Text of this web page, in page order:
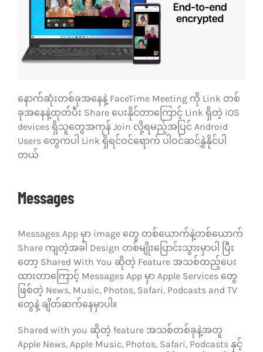
နောက်ဆုံးတစ်ခုအနေနဲ့ FaceTime Meeting ကို Link တစ်
ခုအနေနဲ့ထုတ်ပီး Share ပေးနိုင်တာကြောင့် Link ရှိတဲ့ iOS
devices ရှိသူတွေအကုန် Join လို့ရမည့်အပြင် Android
Users တွေကပါ Link ရှိရင်ဝင်ရောက် ပါဝင်ဆင်နွှဲနိုင်ပါ
တယ်
Messages
Messages App မှာ image တွေ တစ်ယောက်နဲ့တစ်ယောက်
Share ကျတဲ့အခါ Design တစ်မျိုးပြောင်းသွားမှာပါ ပြီး
တော့ Shared With You ဆိုတဲ့ Feature အသစ်ထည့်ပေး
ထားတာကြောင့် Messages App မှာ Apple Services တွေ
ဖြစ်တဲ့ News, Music, Photos, Safari, Podcasts and TV
တွေနဲ့ ချိတ်ဆက်နေမှာပါ။
Shared with you ဆိုတဲ့ feature အသစ်တစ်ခုနဲ့အတူ
Apple News, Apple Music, Photos, Safari, Podcasts နှင့်